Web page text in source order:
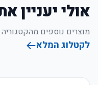
אולי יעניין
מוצרים נוספים
לקטלוג המלא